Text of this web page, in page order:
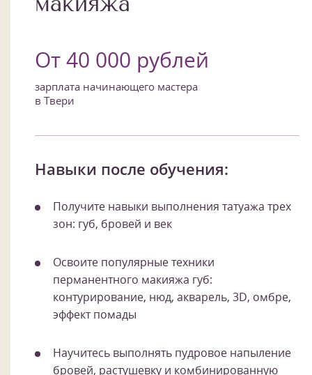
От 40 000 рублей
зарплата начинающего мастера
в Твери
Навыки после обучения:
Получите навыки выполнения татуажа трех
зон: губ, бровей и век
Освоите популярные техники
перманентного макияжа губ:
контурирование, нюд, акварель, 3D, омбре,
эффект помады
Научитесь выполнять пудровое напыление
бровей, растушевку и комбинированную